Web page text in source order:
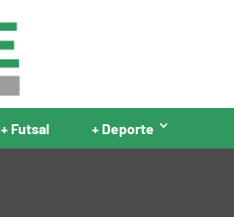
+ Futsal + Deporte